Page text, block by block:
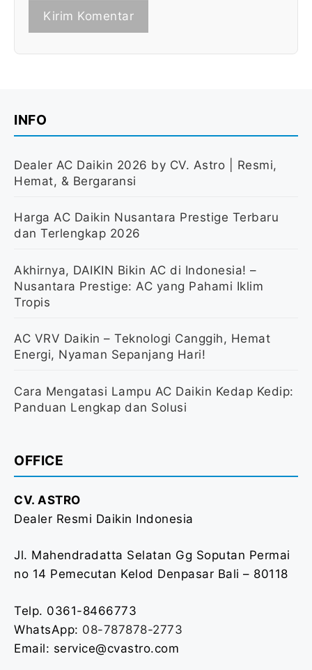
INFO
Dealer AC Daikin 2026 by CV. Astro | Resmi,
Hemat, & Bergaransi
Harga AC Daikin Nusantara Prestige Terbaru
dan Terlengkap 2026
Akhirnya, DAIKIN Bikin AC di Indonesia! –
Nusantara Prestige: AC yang Pahami Iklim
Tropis
AC VRV Daikin – Teknologi Canggih, Hemat
Energi, Nyaman Sepanjang Hari!
Cara Mengatasi Lampu AC Daikin Kedap Kedip:
Panduan Lengkap dan Solusi
OFFICE
CV. ASTRO
Dealer Resmi Daikin Indonesia
Jl. Mahendradatta Selatan Gg Soputan Permai
no 14 Pemecutan Kelod Denpasar Bali – 80118
Telp. 0361-8466773
WhatsApp: 08-787878-2773
Email: service@cvastro.com